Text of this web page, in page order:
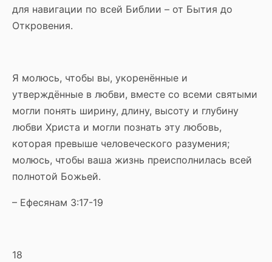
для навигации по всей Библии – от Бытия до
Откровения.
Я молюсь, чтобы вы, укоренённые и
утверждённые в любви, вместе со всеми святыми
могли понять ширину, длину, высоту и глубину
любви Христа и могли познать эту любовь,
которая превыше человеческого разумения;
молюсь, чтобы ваша жизнь преисполнилась всей
полнотой Божьей.
– Ефесянам 3:17-19
18